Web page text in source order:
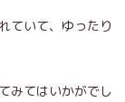
ていて、ゆったり
みてはいかがでし